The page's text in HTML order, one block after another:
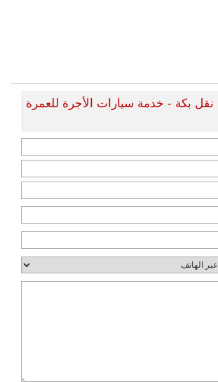
بكة - خدمة سيارات الأجرة للعمرة